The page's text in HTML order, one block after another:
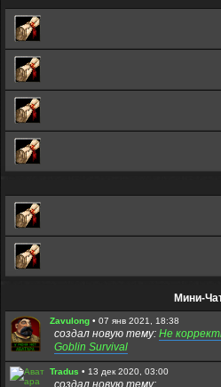
Мини-
Zavulong • 07 янв 2021, 18:38
создал новую тему: Не
Goblin Survival
Tradus • 13 дек 2020, 03:00
создал новую тему: